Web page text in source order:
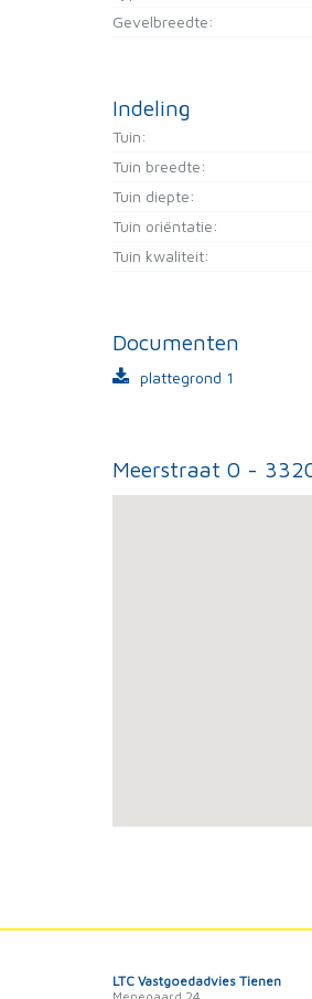
Gevelbreedte:
Indeling
Tuin:
Tuin breedte:
Tuin diepte:
Tuin oriëntatie:
Tuin kwaliteit:
Documenten
plattegrond 1
Meerstraat 0 -
LTC Vastgoedadvies Tienen